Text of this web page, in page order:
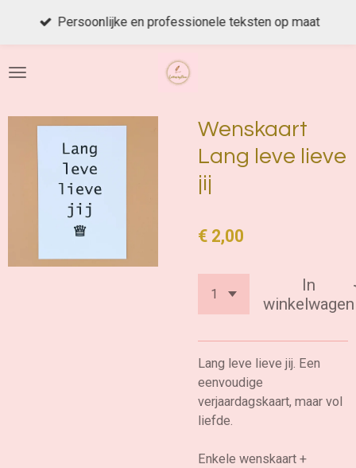
de
Persoonlijke en professionele teksten op maat
Wenskaart
Lang leve lieve
jij
€ 2,00
In
winkelwagen
Lang leve lieve jij. Een
eenvoudige
verjaardagskaart, maar vol
liefde.
Enkele wenskaart +